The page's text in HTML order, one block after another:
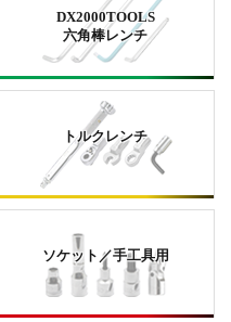
DX2000TOOLS
六角棒レンチ
トルクレンチ
ソケット／手工具用